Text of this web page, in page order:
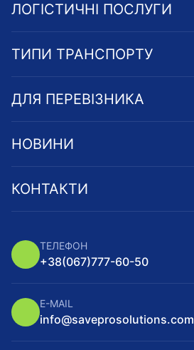
ЛОГІСТИЧНІ ПОСЛУГИ
ТИПИ ТРАНСПОРТУ
ДЛЯ ПЕРЕВІЗНИКА
НОВИНИ
КОНТАКТИ
ТЕЛЕФОН
+38(067)777-60-50
E-MAIL
info@saveprosolutions.com